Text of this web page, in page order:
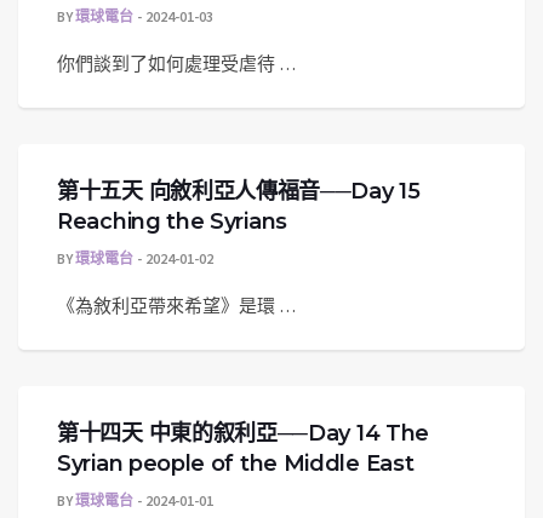
BY環球電台 2024-01-03
你們談到了如何處理受虐待 …
第十五天 向敘利亞人傳福音──Day 15
Reaching the Syrians
BY環球電台 2024-01-02
《為敘利亞帶來希望》是環 …
第十四天 中東的叙利亞──Day 14 The
Syrian people of the Middle East
BY環球電台 2024-01-01